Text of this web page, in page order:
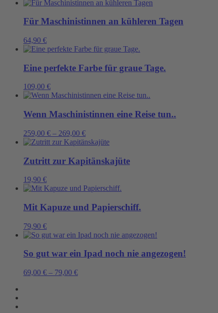
Für Maschinistinnen an kühleren Tagen
64,90 €
Eine perfekte Farbe für graue Tage.
109,00 €
Wenn Maschinistinnen eine Reise tun..
259,00 € – 269,00 €
Zutritt zur Kapitänskajüte
19,90 €
Mit Kapuze und Papierschiff.
79,90 €
So gut war ein Ipad noch nie angezogen!
69,00 € – 79,00 €